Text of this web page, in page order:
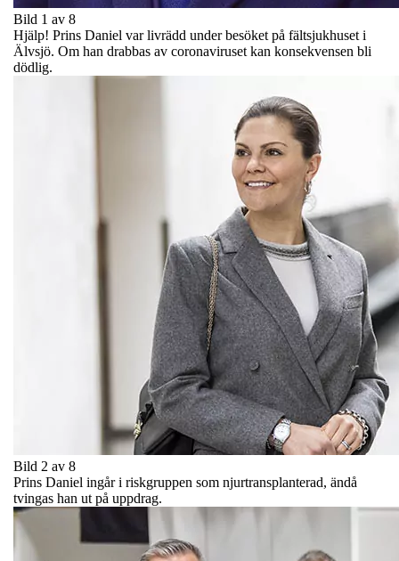
Bild 1 av 8
Hjälp! Prins Daniel var livrädd under besöket på fältsjukhuset i
Älvsjö. Om han drabbas av coronaviruset kan konsekvensen bli
dödlig.
Bild 2 av 8
Prins Daniel ingår i riskgruppen som njurtransplanterad, ändå
tvingas han ut på uppdrag.